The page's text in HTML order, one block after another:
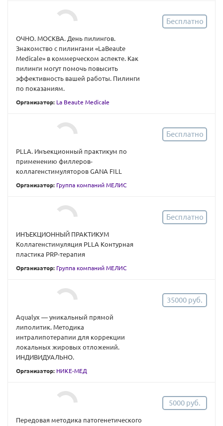
ОЧНО. МОСКВА. День пилингов.
Знакомство с пилингами «LaBeaute
Medicale» в коммерческом аспекте. Как
пилинги могут помочь повысить
эффективность вашей работы. Пилинги
по показаниям.
Организатор: La Beaute Medicale
Бесплатно
PLLA. Инъекционный практикум по
применению филлеров-
коллагенстимуляторов GANA FILL
Организатор: Группа компаний МЕЛИС
Бесплатно
ИНЪЕКЦИОННЫЙ ПРАКТИКУМ
Коллагенстимуляция PLLA Контурная
пластика PRP-терапия
Организатор: Группа компаний МЕЛИС
Бесплатно
Aqualyx — уникальный прямой
липолитик. Методика
интралипотерапии для коррекции
локальных жировых отложений.
ИНДИВИДУАЛЬНО.
Организатор: НИКЕ-МЕД
35000 руб.
Передовая методика патогенетического
5000 руб.